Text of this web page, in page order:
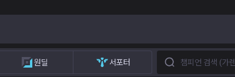
원딜 서포터